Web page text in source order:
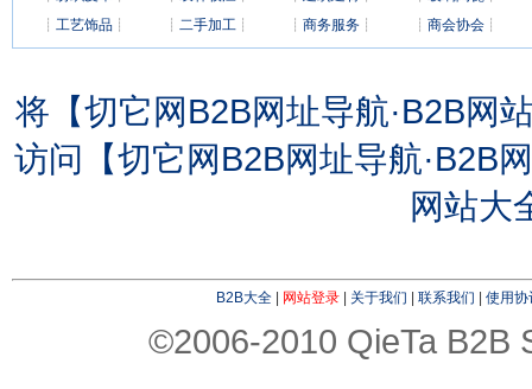
┊ 工艺饰品 ┊ ┊ 二手加工 ┊ ┊ 商务服务 ┊ ┊ 商会协会┊
将【切它网B2B网址导航·B2B网
访问【切它网B2B网址导航·B2B
网站大
B2B大全| 网站登录| 关于我们 联系我们 使用协
©2006-2010 QieTa B2B